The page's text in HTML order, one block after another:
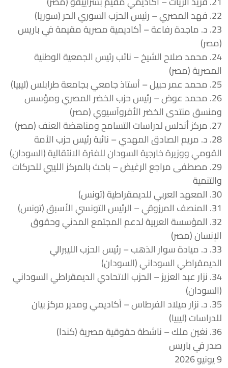
22. فهد المصري – رئيس الحزب السوري الحر (سوريا)
23. د. ماجدة رفاعة – أكاديمية مصرية مقيمة في باريس
(مصر)
24. محمد صلاح الشيخ – نائب رئيس الجمعية الوطنية
المصرية (مصر)
25. محمد عمر حبيل – أستاذ جامعي بجامعة طرابلس (ليبيا)
26. محمد عوض – رئيس حزب الخضر المصري ومؤسس
ومنسق منتدى الخضر الأفروآسيوي (مصر)
27. مركز أندلس لدراسات التسامح ومناهضة العنف (مصر)
28. د. مريم الصادق المهدي – نائبة رئيس حزب الأمة
القومي ووزيرة خارجية السودان للفترة الانتقالية (السودان)
29. مصطفى مراجع الرغيض – باحث بالمركز الليبي للحركات
والتنمية
30. المعهد العربي للديمقراطية (تونس)
31. المنصف المرزوقي – الرئيس التونسي الأسبق (تونس)
32. المؤسسة العربية لدعم المجتمع المدني وحقوق
الإنسان (مصر)
33. د. ميادة سوار الذهب – رئيس الحزب الليبرالي
الديمقراطي السوداني (السودان)
34. نزار عبد العزيز – الحزب الاتحادي الديمقراطي السوداني
(السودان)
35. د. نزار ميلاد الفرطاس – أكاديمي ومدير مركز بيان
للدراسات (ليبيا)
36. نغين ملك – ناشطة حقوقية مصرية (كندا)
صدر في باريس
9 يونيو 2026